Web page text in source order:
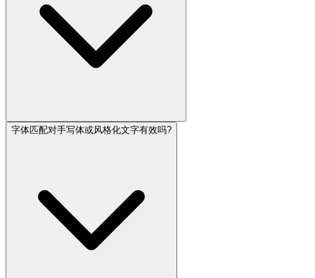
字体匹配对手写体或风格化文字有效吗?